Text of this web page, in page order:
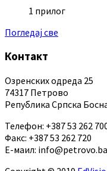
1 прилог
Погледај све
Контакт
Озренских одреда 25
74317 Петрово
Република Српска
Телефон: +387 53 262
Факс: +387 53 262 720
Е-маил: info@petrovo.ba